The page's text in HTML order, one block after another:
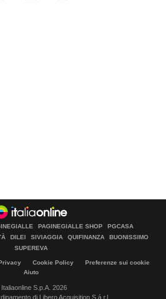
PAGINEGIALLE SHOP
PGCASA
DILEI SIVIAGGIA QUIFINANZA
BUONISSIMO
SUPEREVA
Cookie Policy
Preferenze sui cookie
Aiuto
S.p.A. 2026
di Libero Acquisition S.á r.l.